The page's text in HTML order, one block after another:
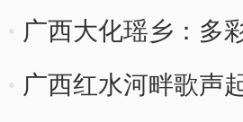
广西大化瑶乡：多
广西红水河畔歌声